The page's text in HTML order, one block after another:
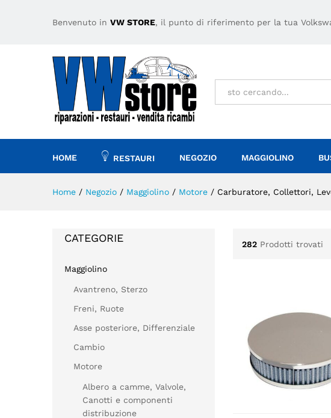
Benvenuto in VW STORE, il punto di riferimento per la tua
Tutto
HOME RESTAURI NEGOZIO MAGGIOLINO
Home / Negozio / Maggiolino / Motore / Carburatore, Collettori,
282 Prodotti trovati
CATEGORIE
Maggiolino
Avantreno, Sterzo
Freni, Ruote
Asse posteriore, Differenziale
Cambio
Motore
Albero a camme, Valvole,
Canotti e componenti
distribuzione